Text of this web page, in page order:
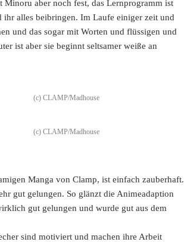
Minoru aber noch fest, das Lernprogramm ist
alles beibringen. Im Laufe einiger zeit und
und das sogar mit Worten und flüssigen und
ist aber sie beginnt seltsamer weiße an
(c) CLAMP/Madhouse
(c) CLAMP/Madhouse
Manga von Clamp, ist einfach zauberhaft.
gut gelungen. So glänzt die Animeadaption
gut gelungen und wurde gut aus dem
sind motiviert und machen ihre Arbeit